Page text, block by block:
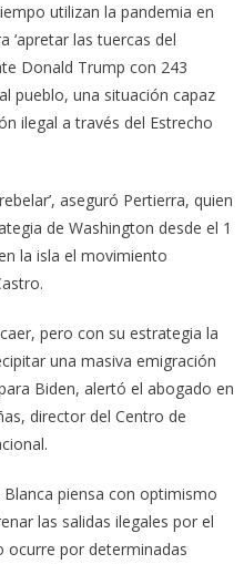
utilizan la pandemia en
‘apretar las tuercas del
Donald Trump con 243
pueblo, una situación capaz
ilegal a través del Estrecho
aseguró Pertierra, quien
de Washington desde el 1
la isla el movimiento
pero con su estrategia la
una masiva emigración
Biden, alertó el abogado en
director del Centro de
piensa con optimismo
las salidas ilegales por el
ocurre por determinadas